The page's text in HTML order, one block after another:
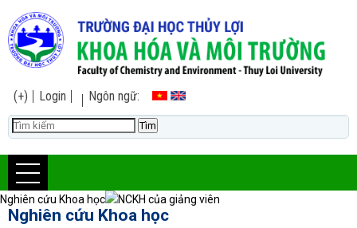
(+) Login Ngôn ngữ:
Nghiên cứu Khoa học NCKH của giảng viên
Nghiên cứu Khoa học